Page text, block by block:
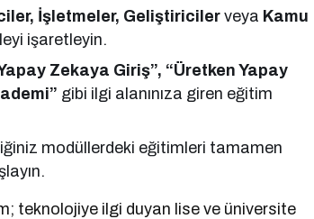
İşletmeler, Geliştiricilerveya Kamu
işaretleyin.
Zekaya Giriş”, “Üretken Yapay
gibi ilgi alanınıza giren eğitim
modüllerdeki eğitimleri tamamen
teknolojiye ilgi duyan lise ve üniversite